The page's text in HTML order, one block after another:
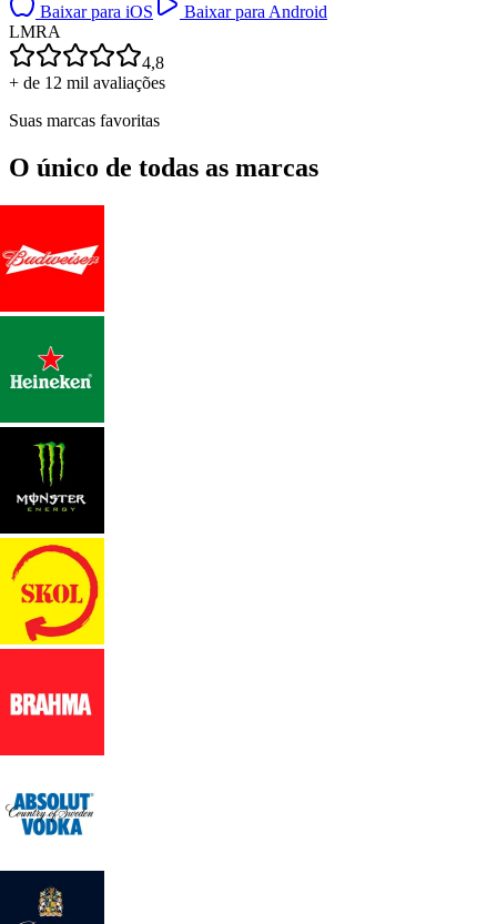
Baixar para iOS
Baixar para Android
LMRA
4,8
+ de 12 mil avaliações
Suas marcas favoritas
O único de todas as marcas